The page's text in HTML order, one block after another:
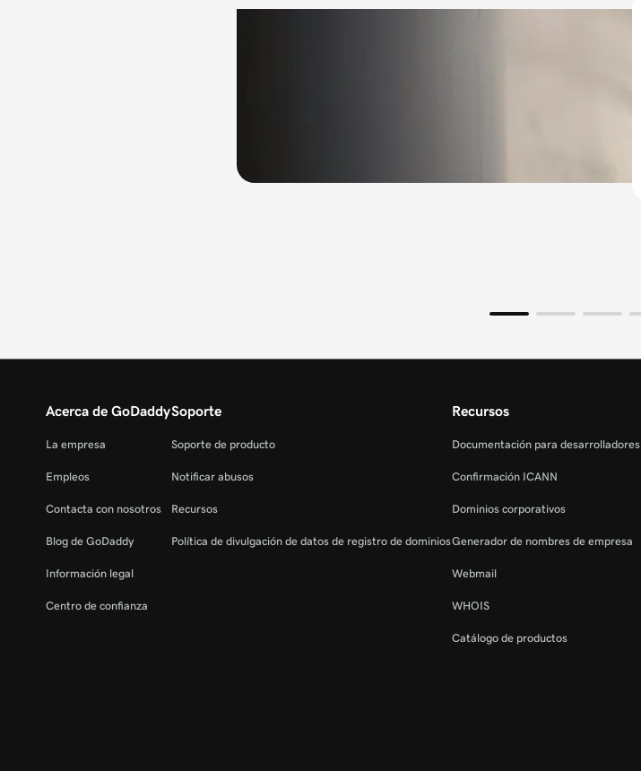
Acerca de GoDaddy
La empresa
Empleos
Contacta con nosotros
Blog de GoDaddy
Información legal
Centro de confianza
Soporte
Soporte de producto
Notificar abusos
Recursos
Política de divulgación de datos de registro de dominios
Recursos
Documentación para desarrolladores
Confirmación ICANN
Dominios corporativos
Generador de nombres de empresa
Webmail
WHOIS
Catálogo de productos